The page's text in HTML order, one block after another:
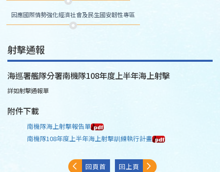
因應國際情勢強化經濟社會及民生國安韌性專區
射擊通報
海巡署艦隊分署南機隊108年度上半年海上射擊
詳如射擊通報單
附件下載
南機隊海上射擊報告單
南機隊108年度上半年海上射擊訓練執行計畫
回頁首 回上頁